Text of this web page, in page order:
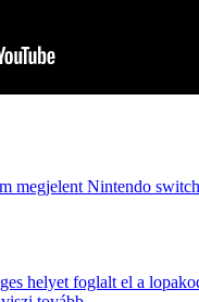
megjelent Nintendo
helyet foglalt el a